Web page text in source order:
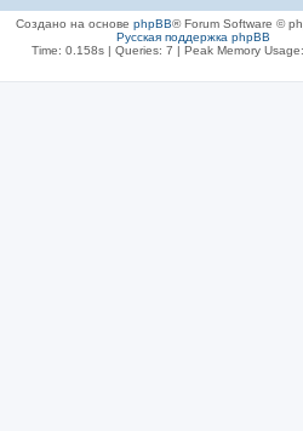
Создано на основе phpBB® Forum Software ©
Русская поддержка phpBB
Time: 0.158s| Queries: 7 | Peak Memory